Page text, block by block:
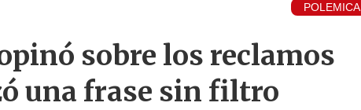
POLEMICA
sobre los reclamos
una frase sin filtro